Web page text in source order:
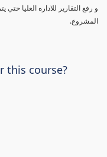
و رفع التقارير للاداره العليا
المشروع.
this course?